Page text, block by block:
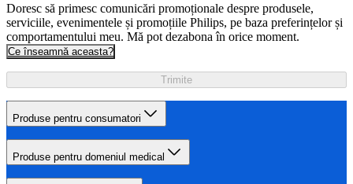
Doresc să primesc comunicări promoționale despre produsele,
serviciile, evenimentele și promoțiile Philips, pe baza preferințelor și
comportamentului meu. Mă pot dezabona în orice moment.
Ce înseamnă aceasta?
Trimite
Produse pentru consumatori
Produse pentru domeniul medical